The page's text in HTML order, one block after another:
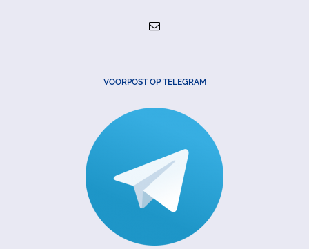
VOORPOST OP TELEGRAM